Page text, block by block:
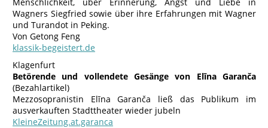
Wagners Siegfried sowie über ihre Erfahrungen mit Wagner
und Turandot in Peking.
Von Getong Feng
klassik-begeistert.de
Klagenfurt
Betörende und vollendete Gesänge von Elīna Garanča
(Bezahlartikel)
Mezzosopranistin Elīna Garanča ließ das Publikum im
ausverkauften Stadttheater wieder jubeln
KleineZeitung.at.garanca